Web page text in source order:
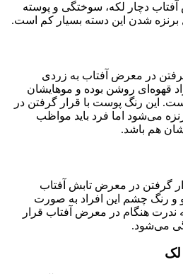
دچار لکه، سوختگی و پوسته
شدن این دسته بسیار کم است.
در معرض آفتاب به زردی
قهوه‌ای روشن بوده و موهایشان
این رنگ پوست با قرار گرفتن در
می‌شود اما فرد باید مواظب
هم باشد.
گرفتن در معرض تابش آفتاب
رنگ چشم این افراد به صورت
ندرت هنگام در معرض آفتاب قرار
می‌شود.